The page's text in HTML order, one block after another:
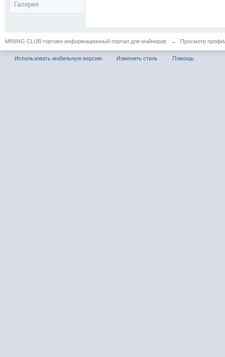
Галерея
MINING CLUB торгово-информационный портал для майнеров → Просмотр
Использовать мобильную версию Изменить стиль Помощь